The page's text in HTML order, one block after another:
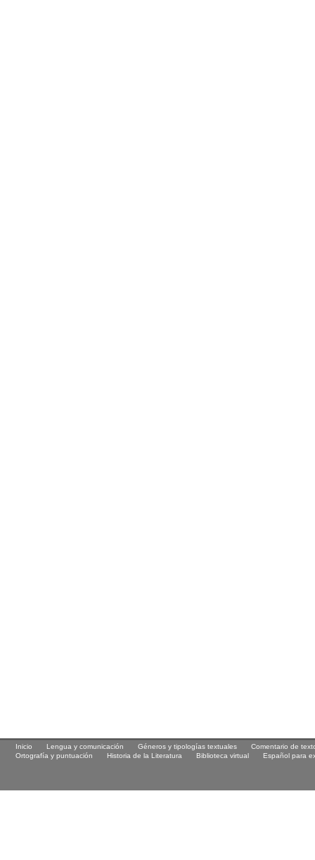
Inicio Lengua y comunicación Géneros y tipologías textuales
Comentario de
Ortografía y puntuación
Historia de la Literatura Biblioteca virtual Español para